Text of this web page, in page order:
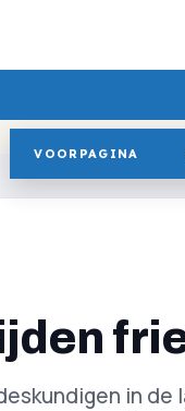
VOORPAGINA
in de